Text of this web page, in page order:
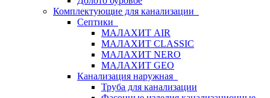
Комплектующие для канализации
Септики
МАЛАХИТ AIR
МАЛАХИТ CLASSIC
МАЛАХИТ NERO
МАЛАХИТ GEO
Канализация наружная
Труба для канализации